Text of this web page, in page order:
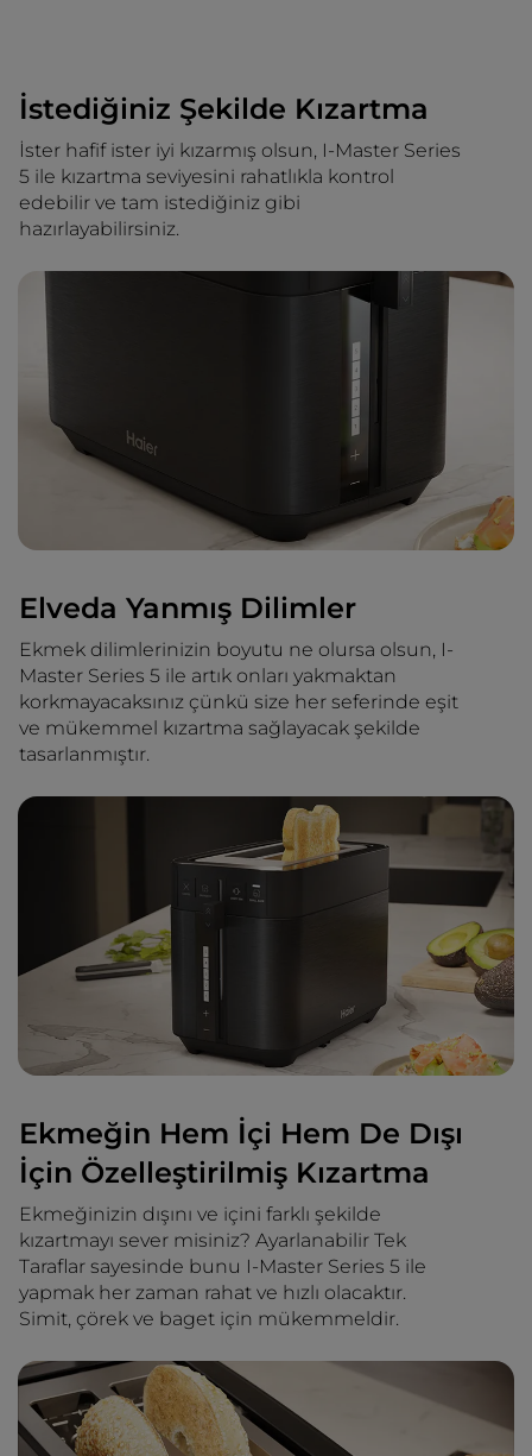
İstediğiniz Şekilde Kızartma
İster hafif ister iyi kızarmış olsun, I-Master Series
5 ile kızartma seviyesini rahatlıkla kontrol
edebilir ve tam istediğiniz gibi
hazırlayabilirsiniz.
Elveda Yanmış Dilimler
Ekmek dilimlerinizin boyutu ne olursa olsun, I-
Master Series 5 ile artık onları yakmaktan
korkmayacaksınız çünkü size her seferinde eşit
ve mükemmel kızartma sağlayacak şekilde
tasarlanmıştır.
Ekmeğin Hem İçi Hem De Dışı
İçin Özelleştirilmiş Kızartma
Ekmeğinizin dışını ve içini farklı şekilde
kızartmayı sever misiniz? Ayarlanabilir Tek
Taraflar sayesinde bunu I-Master Series 5 ile
yapmak her zaman rahat ve hızlı olacaktır.
Simit, çörek ve baget için mükemmeldir.